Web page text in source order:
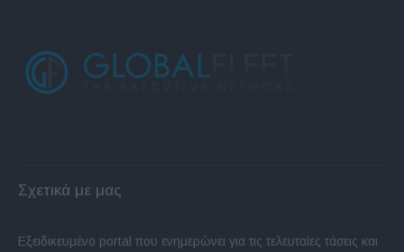
Σχετικά με μας
Εξειδικευμένο portal που ενημερώνει για τις τελευταίες τάσεις και